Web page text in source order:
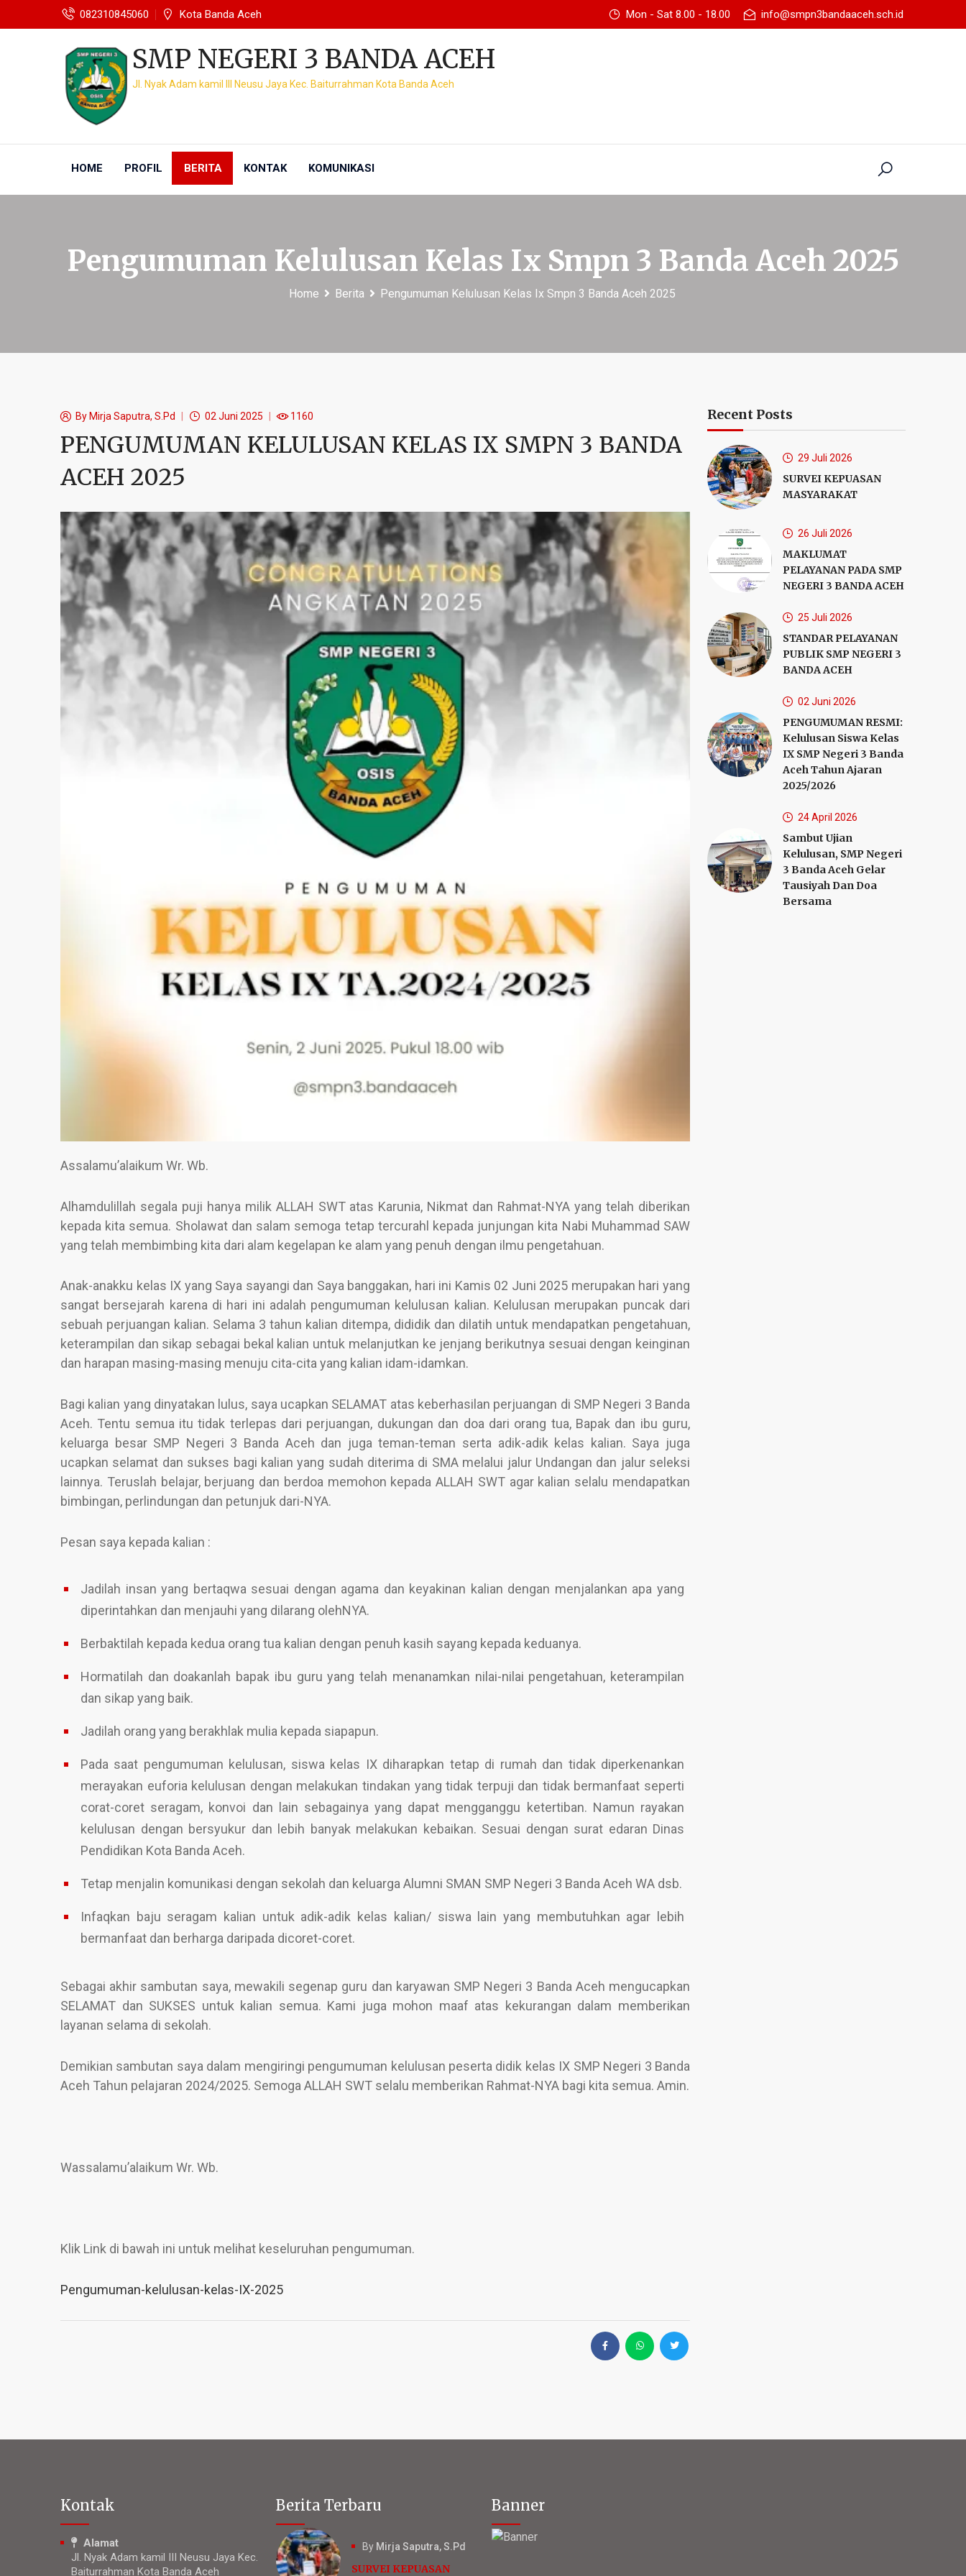
082310845060 Kota Banda Aceh Mon - Sat 8.00 - 18.00 info@smpn3bandaaceh.sch.id
SMP NEGERI 3 BANDA ACEH
Jl. Nyak Adam kamil III Neusu Jaya Kec. Baiturrahman Kota Banda Aceh
HOME PROFIL BERITA KONTAK KOMUNIKASI
Pengumuman Kelulusan Kelas Ix Smpn 3 Banda Aceh 2025
Home Berita Pengumuman Kelulusan Kelas Ix Smpn 3 Banda Aceh 2025
By Mirja Saputra, S.Pd 02 Juni 2025 1160
PENGUMUMAN KELULUSAN KELAS IX SMPN 3 BANDA
ACEH 2025
Assalamu’alaikum Wr. Wb.
Alhamdulillah segala puji hanya milik ALLAH SWT atas Karunia, Nikmat dan Rahmat-NYA yang telah diberikan
kepada kita semua. Sholawat dan salam semoga tetap tercurahl kepada junjungan kita Nabi Muhammad SAW
yang telah membimbing kita dari alam kegelapan ke alam yang penuh dengan ilmu pengetahuan.
Anak-anakku kelas IX yang Saya sayangi dan Saya banggakan, hari ini Kamis 02 Juni 2025 merupakan hari yang
sangat bersejarah karena di hari ini adalah pengumuman kelulusan kalian. Kelulusan merupakan puncak dari
sebuah perjuangan kalian. Selama 3 tahun kalian ditempa, dididik dan dilatih untuk mendapatkan pengetahuan,
keterampilan dan sikap sebagai bekal kalian untuk melanjutkan ke jenjang berikutnya sesuai dengan keinginan
dan harapan masing-masing menuju cita-cita yang kalian idam-idamkan.
Bagi kalian yang dinyatakan lulus, saya ucapkan SELAMAT atas keberhasilan perjuangan di SMP Negeri 3 Banda
Aceh. Tentu semua itu tidak terlepas dari perjuangan, dukungan dan doa dari orang tua, Bapak dan ibu guru,
keluarga besar SMP Negeri 3 Banda Aceh dan juga teman-teman serta adik-adik kelas kalian. Saya juga
ucapkan selamat dan sukses bagi kalian yang sudah diterima di SMA melalui jalur Undangan dan jalur seleksi
lainnya. Teruslah belajar, berjuang dan berdoa memohon kepada ALLAH SWT agar kalian selalu mendapatkan
bimbingan, perlindungan dan petunjuk dari-NYA.
Pesan saya kepada kalian :
Jadilah insan yang bertaqwa sesuai dengan agama dan keyakinan kalian dengan menjalankan apa yang
diperintahkan dan menjauhi yang dilarang olehNYA.
Berbaktilah kepada kedua orang tua kalian dengan penuh kasih sayang kepada keduanya.
Hormatilah dan doakanlah bapak ibu guru yang telah menanamkan nilai-nilai pengetahuan, keterampilan
dan sikap yang baik.
Jadilah orang yang berakhlak mulia kepada siapapun.
Pada saat pengumuman kelulusan, siswa kelas IX diharapkan tetap di rumah dan tidak diperkenankan
merayakan euforia kelulusan dengan melakukan tindakan yang tidak terpuji dan tidak bermanfaat seperti
corat-coret seragam, konvoi dan lain sebagainya yang dapat mengganggu ketertiban. Namun rayakan
kelulusan dengan bersyukur dan lebih banyak melakukan kebaikan. Sesuai dengan surat edaran Dinas
Pendidikan Kota Banda Aceh.
Tetap menjalin komunikasi dengan sekolah dan keluarga Alumni SMAN SMP Negeri 3 Banda Aceh WA dsb.
Infaqkan baju seragam kalian untuk adik-adik kelas kalian/ siswa lain yang membutuhkan agar lebih
bermanfaat dan berharga daripada dicoret-coret.
Sebagai akhir sambutan saya, mewakili segenap guru dan karyawan SMP Negeri 3 Banda Aceh mengucapkan
SELAMAT dan SUKSES untuk kalian semua. Kami juga mohon maaf atas kekurangan dalam memberikan
layanan selama di sekolah.
Demikian sambutan saya dalam mengiringi pengumuman kelulusan peserta didik kelas IX SMP Negeri 3 Banda
Aceh Tahun pelajaran 2024/2025. Semoga ALLAH SWT selalu memberikan Rahmat-NYA bagi kita semua. Amin.
Wassalamu’alaikum Wr. Wb.
Klik Link di bawah ini untuk melihat keseluruhan pengumuman.
Pengumuman-kelulusan-kelas-IX-2025
Recent Posts
29 Juli 2026
SURVEI KEPUASAN
MASYARAKAT
26 Juli 2026
MAKLUMAT
PELAYANAN PADA SMP
NEGERI 3 BANDA AСЕН
25 Juli 2026
STANDAR PELAYANAN
PUBLIK SMP NEGERI 3
BANDA ACEH
02 Juni 2026
PENGUMUMAN RESMI:
Kelulusan Siswa Kelas
IX SMP Negeri 3 Banda
Aceh Tahun Ajaran
2025/2026
24 April 2026
Sambut Ujian
Kelulusan, SMP Negeri
3 Banda Aceh Gelar
Tausiyah Dan Doa
Bersama
Kontak
Alamat
Jl. Nyak Adam kamil III Neusu Jaya Kec.
Baiturrahman Kota Banda Aceh
Berita Terbaru
By Mirja Saputra, S.Pd
SURVEI KEPUASAN
Banner